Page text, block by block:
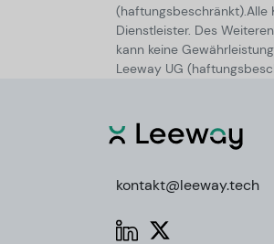
(haftungsbeschränkt).Alle
Dienstleister. Des
kann keine
Leeway UG
kontakt@leeway.tech